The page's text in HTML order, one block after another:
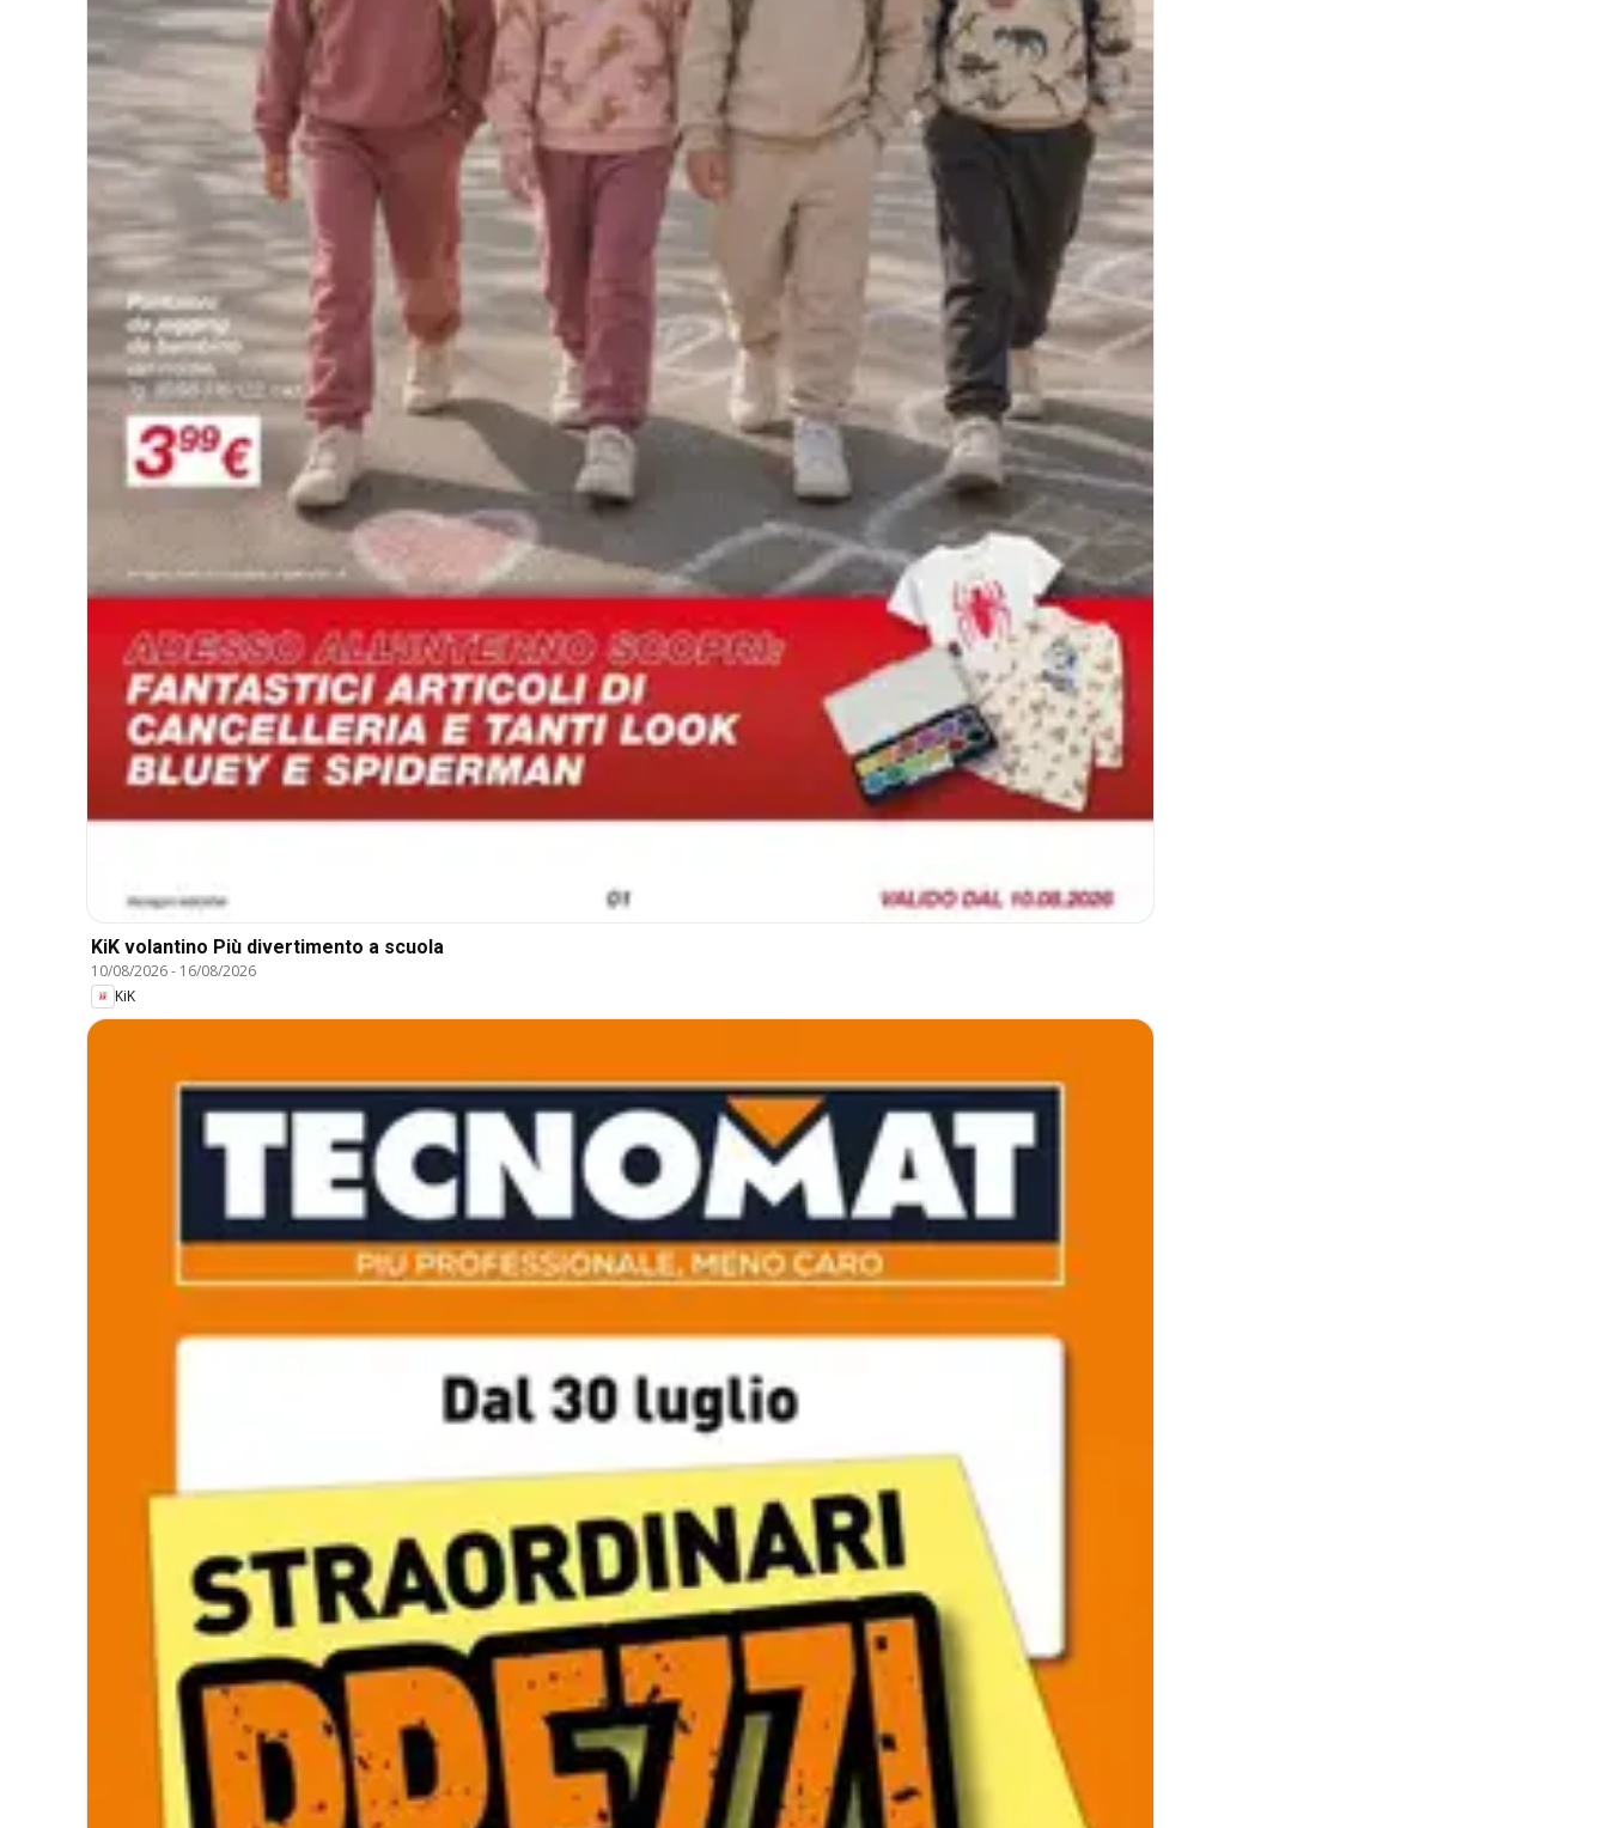
KiK volantino Più divertimento a scuola
10/08/2026- 16/08/2026
KiK